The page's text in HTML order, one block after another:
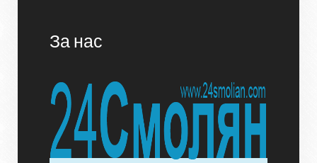
За нас